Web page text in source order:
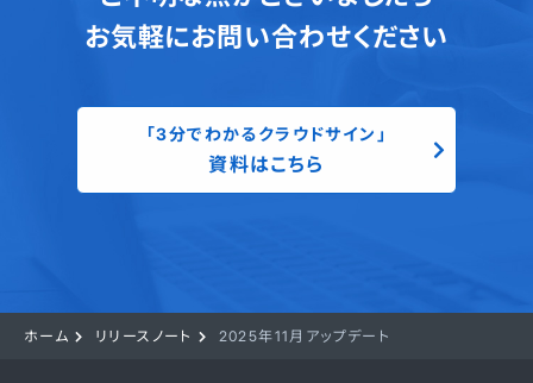
お気軽にお問い合わせください
「3分でわかるクラウドサイン」
資料はこちら
ホーム リリースノート 2025年11月アップデート